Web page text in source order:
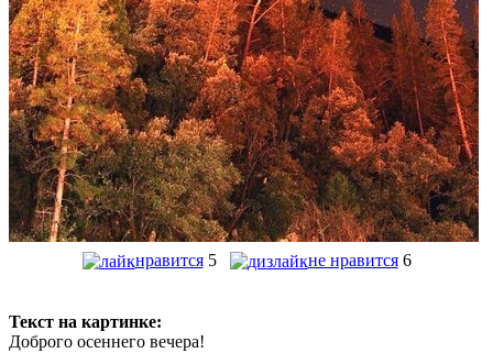
нравится 5 не нравится 6
Текст на картинке:
Доброго осеннего вечера!